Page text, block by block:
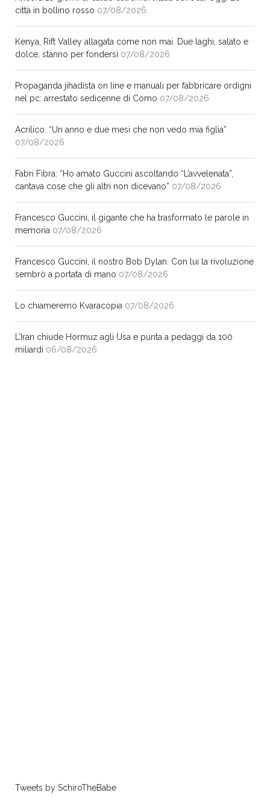
città in bollino rosso 07/08/2026
Kenya, Rift Valley allagata come non mai. Due laghi, salato e
dolce, stanno per fondersi 07/08/2026
Propaganda jihadista on line e manuali per fabbricare ordigni
nel pc: arrestato sedicenne di Como 07/08/2026
Acrilico. “Un anno e due mesi che non vedo mia figlia”
07/08/2026
Fabri Fibra: “Ho amato Guccini ascoltando “L’avvelenata”,
cantava cose che gli altri non dicevano” 07/08/2026
Francesco Guccini, il gigante che ha trasformato le parole in
memoria 07/08/2026
Francesco Guccini, il nostro Bob Dylan. Con lui la rivoluzione
sembrò a portata di mano 07/08/2026
Lo chiameremo Kvaracopia 07/08/2026
L’Iran chiude Hormuz agli Usa e punta a pedaggi da 100
miliardi 06/08/2026
Tweets by SchiroTheBabe